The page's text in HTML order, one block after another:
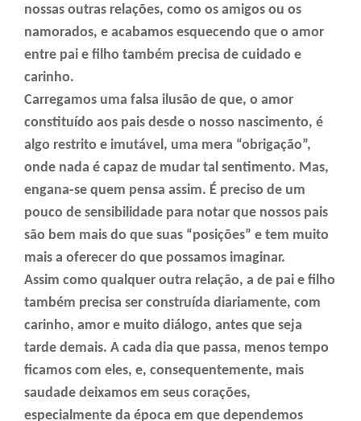
nossas outras relações, como os amigos ou os
namorados, e acabamos esquecendo que o amor
entre pai e filho também precisa de cuidado e
carinho.
Carregamos uma falsa ilusão de que, o amor
constituído aos pais desde o nosso nascimento, é
algo restrito e imutável, uma mera “obrigação”,
onde nada é capaz de mudar tal sentimento. Mas,
engana-se quem pensa assim. É preciso de um
pouco de sensibilidade para notar que nossos pais
são bem mais do que suas “posições” e tem muito
mais a oferecer do que possamos imaginar.
Assim como qualquer outra relação, a de pai e filho
também precisa ser construída diariamente, com
carinho, amor e muito diálogo, antes que seja
tarde demais. A cada dia que passa, menos tempo
ficamos com eles, e, consequentemente, mais
saudade deixamos em seus corações,
especialmente da época em que dependemos